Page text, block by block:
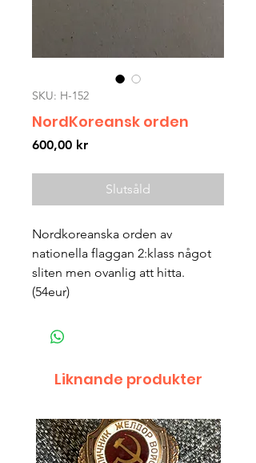
SKU: H-152
NordKoreansk orden
600,00 krPris
Slutsåld
Nordkoreanska orden av
nationella flaggan 2:klass något
sliten men ovanlig att hitta.
(54eur)
Liknande produkter